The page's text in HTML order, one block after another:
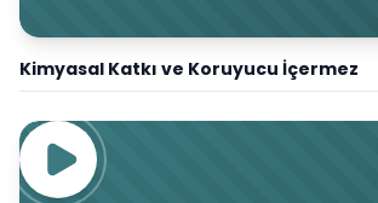
Kimyasal Katkı ve Koruyucu İçermez